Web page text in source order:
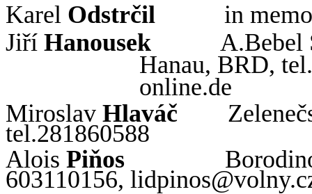
Karel Odstrčil
in
Jiří Hanousek A.Bebel
Hanau, BRD,
online.de
Miroslav Hlaváč
tel.281860588
Alois Piňos
603110156, lidpinos@volny.